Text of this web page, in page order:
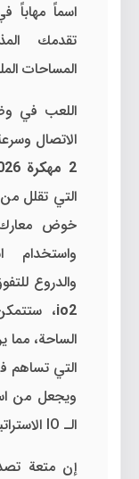
اسماً
تقدمك
المساحات
اللعب في
الاتصال
2 مهكرة 2026
خوض
واستخدام
والدروع
io2،
الساحة، مما
التي تساهم
ويجعل من
الـ IO الاستراتيجية.
إن متعة